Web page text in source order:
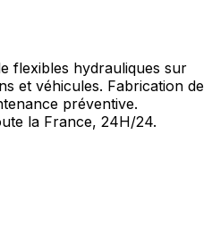
flexibles hydrauliques sur
et véhicules. Fabrication de
préventive.
la France, 24H/24.